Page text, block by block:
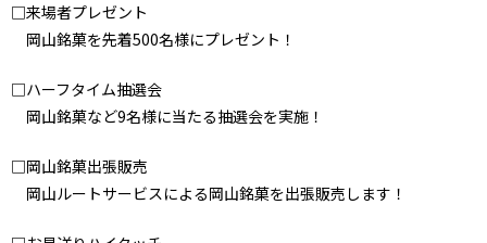
□来場者プレゼント
岡山銘菓を先着500名様にプレゼント！
□ハーフタイム抽選会
岡山銘菓など9名様に当たる抽選会を実施！
□岡山銘菓出張販売
岡山ルートサービスによる岡山銘菓を出張販売します！